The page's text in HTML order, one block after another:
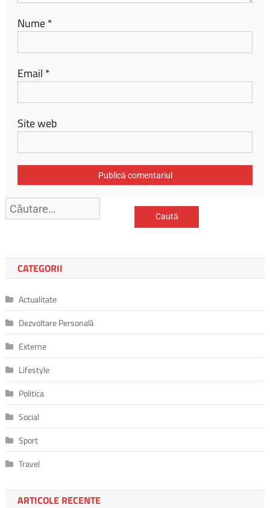
Nume*
Email *
Site web
Caută
după:
CATEGORII
Actualitate
Dezvoltare Personală
Externe
Lifestyle
Politica
Social
Sport
Travel
ARTICOLE RECENTE